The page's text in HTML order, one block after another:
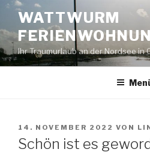
Zum
Inhalt
springen
WATTWURM
Ihr Traumurlaub an der Nordsee in
VERÖFFENTLICHT
AM
14. NOVEMBER 2022 VON
Schön ist es